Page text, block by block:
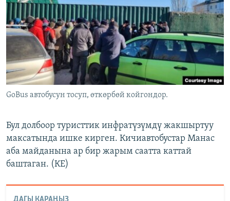
GoBus автобусун тосуп, өткөрбөй койгондор.
Бул долбоор туристтик инфратүзүмдү жакшыртуу
максатында ишке кирген. Кичиавтобустар Манас
аба майданына ар бир жарым саатта каттай
баштаган. (КЕ)